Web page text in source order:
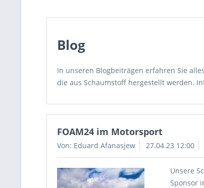
Blog
In unseren Blogbeiträgen erfahren Sie
die aus Schaumstoff hergestellt werden.
FOAM24 im Motorsport
Von: Eduard Afanasjew 27.04.23 12:00
Unsere
Sponsor